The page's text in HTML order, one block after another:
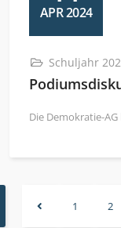
APR 2024
Schuljahr
Die Demokratie-
1 2